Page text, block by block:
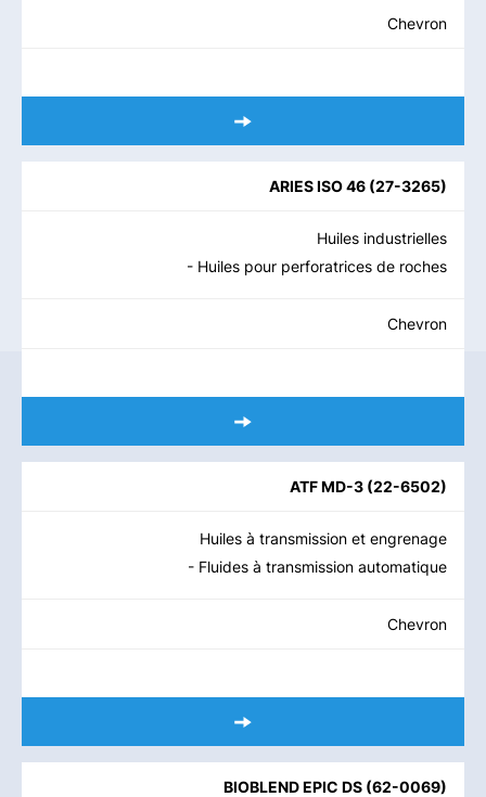
Chevron
ARIES ISO 46 (27-3265)
Huiles industrielles
- Huiles pour perforatrices de roches
Chevron
ATF MD-3 (22-6502)
Huiles à transmission et engrenage
- Fluides à transmission automatique
Chevron
BIOBLEND EPIC DS (62-0069)